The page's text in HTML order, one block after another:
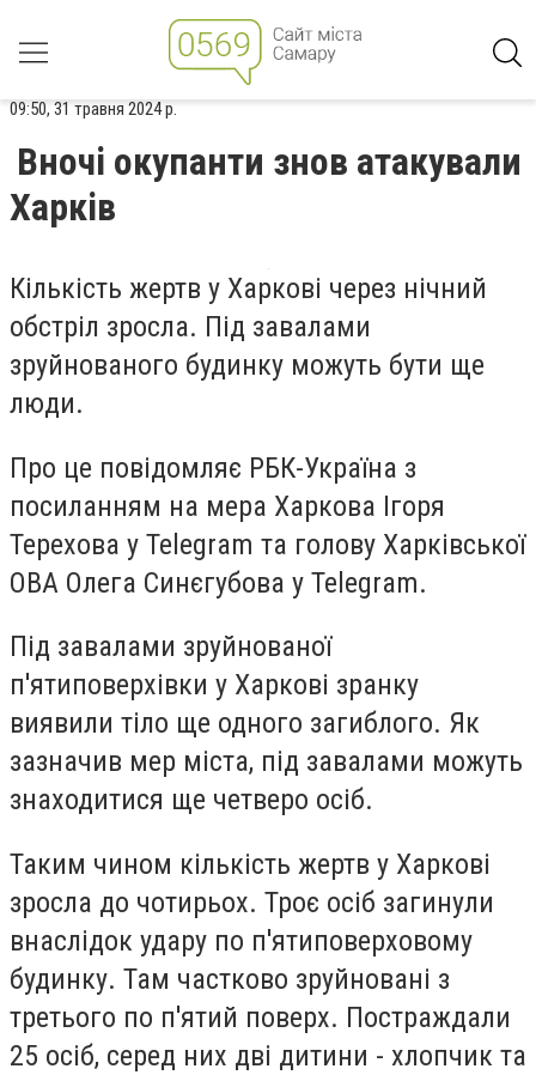
09:50, 31 травня 2024 р.
Вночі окупанти знов атакували
Харків
Кількість жертв у Харкові через нічний
обстріл зросла. Під завалами
зруйнованого будинку можуть бути ще
люди.
Про це повідомляє РБК-Україна з
посиланням на мера Харкова Ігоря
Терехова у Telegram та голову Харківської
ОВА Олега Синєгубова у Telegram.
Під завалами зруйнованої
п'ятиповерхівки у Харкові зранку
виявили тіло ще одного загиблого. Як
зазначив мер міста, під завалами можуть
знаходитися ще четверо осіб.
Таким чином кількість жертв у Харкові
зросла до чотирьох. Троє осіб загинули
внаслідок удару по п'ятиповерховому
будинку. Там частково зруйновані з
третього по п'ятий поверх. Постраждали
25 осіб, серед них дві дитини - хлопчик та